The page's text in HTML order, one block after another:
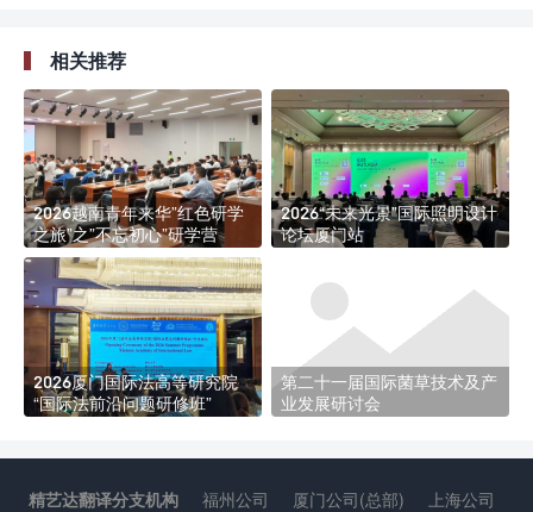
相关推荐
2026越南青年来华”红色研学
之旅”之”不忘初心”研学营
2026“未来光景”国际照明设计
论坛厦门站
2026厦门国际法高等研究院
“国际法前沿问题研修班”
第二十一届国际菌草技术及产
业发展研讨会
精艺达翻译分支机构 福州公司 厦门公司(总部) 上海公司